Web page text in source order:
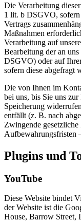
Die Verarbeitung
1 lit. b DSGVO,
Vertrags
Maßnahmen
Verarbeitung auf
Bearbeitung der an
DSGVO) oder auf
sofern diese abgefragt
Die von Ihnen im
bei uns, bis Sie uns
Speicherung
entfällt (z. B. nach
Zwingende
Aufbewahrungsfristen
Plugins und
YouTube
Diese Website bindet
der Website ist die
House, Barrow Street,